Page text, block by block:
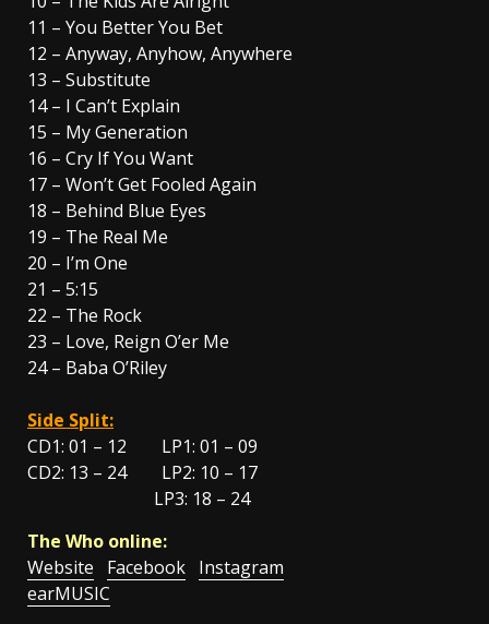
11 – You Better You Bet
12 – Anyway, Anyhow, Anywhere
13 – Substitute
14 – I Can’t Explain
15 – My Generation
16 – Cry If You Want
17 – Won’t Get Fooled Again
18 – Behind Blue Eyes
19 – The Real Me
20 – I’m One
21 – 5:15
22 – The Rock
23 – Love, Reign O’er Me
24 – Baba O’Riley
Side Split:
CD1: 01 – 12 LP1: 01 – 09
CD2: 13 – 24 LP2: 10 – 17
LP3: 18 – 24
The Who online:
Website
Facebook Instagram
earMUSIC